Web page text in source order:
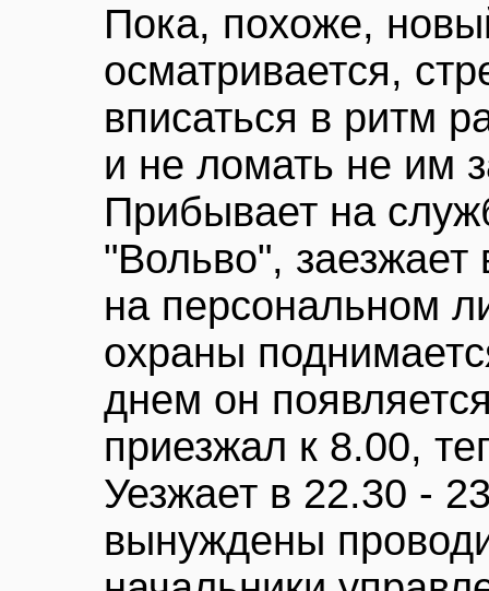
Пока, похоже,
осматривается,
вписаться в ритм
и не ломать не им
Прибывает на
"Вольво", заезжает
на персональном
охраны
днем он
приезжал к 8.00,
Уезжает в 22.30 -
вынуждены